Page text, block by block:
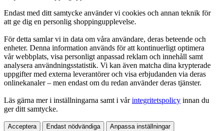
Endast med ditt samtycke använder vi cookies och annan teknik för
att ge dig en personlig shoppingupplevelse.
För detta samlar vi in data om våra användare, deras beteende och
enheter. Denna information används för att kontinuerligt optimera
vår webbplats, visa personligt anpassad reklam och innehåll samt
analysera användningsstatistik. Vi kan även matcha dina krypterade
uppgifter med externa leverantörer och visa erbjudanden via deras
onlinekanaler – men endast om du redan använder deras tjänster.
Läs gärna mer i inställningarna samt i vårintegritetspolicy innan du
ger ditt samtycke.
Acceptera Endast nödvändiga Anpassa inställningar